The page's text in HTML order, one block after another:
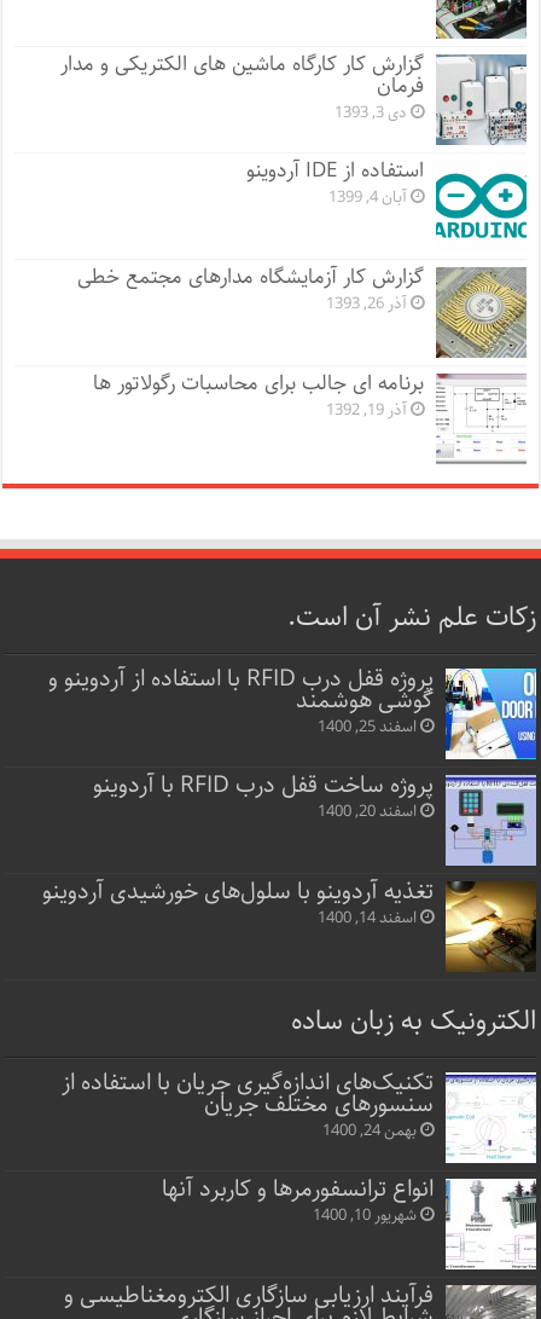
گزارش کار کارگاه ماشین های الکتریکی و مدار
فرمان
دی 3, 1393
استفاده از IDE آردوینو
آبان 4, 1399
گزارش کار آزمایشگاه مدارهای مجتمع خطی
آذر 26, 1393
برنامه ای جالب برای محاسبات رگولاتور ها
آذر 19, 1392
زکات علم نشر آن است.
پروژه قفل‌ درب RFID با استفاده از آردوینو و
گوشی هوشمند
اسفند 25, 1400
پروژه ساخت قفل‌ درب RFID با آردوینو
اسفند 20, 1400
تغذیه آردوینو با سلول‌های خورشیدی آردوینو
اسفند 14, 1400
الکترونیک به زبان ساده
تکنیک‌های اندازه‌گیری جریان با استفاده از
سنسورهای مختلف جریان
بهمن 24, 1400
انواع ترانسفورمرها و کاربرد آنها
شهریور 10, 1400
فرآیند ارزیابی سازگاری الکترومغناطیسی و